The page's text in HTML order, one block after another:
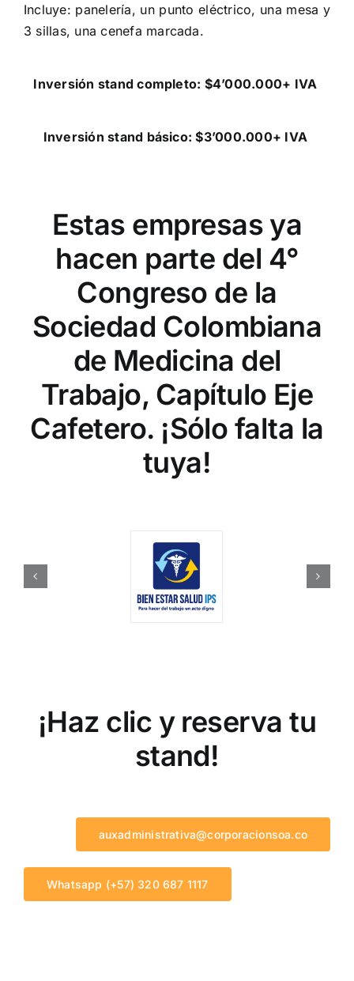
Incluye: panelería, un punto eléctrico, una mesa y
3 sillas, una cenefa marcada.
Inversión stand completo: $4’000.000+ IVA
Inversión stand básico: $3’000.000+ IVA
Estas empresas ya
hacen parte del 4°
Congreso de la
Sociedad Colombiana
de Medicina del
Trabajo, Capítulo Eje
Cafetero. ¡Sólo falta la
tuya!
auxadministrativa@corporacionsoa.co